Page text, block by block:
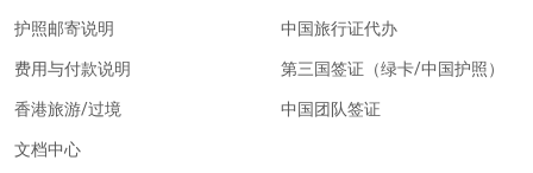
护照邮寄说明
费用与付款说明
香港旅游/过境
文档中心
中国旅行证代办
第三国签证（绿卡/中国护照）
中国团队签证